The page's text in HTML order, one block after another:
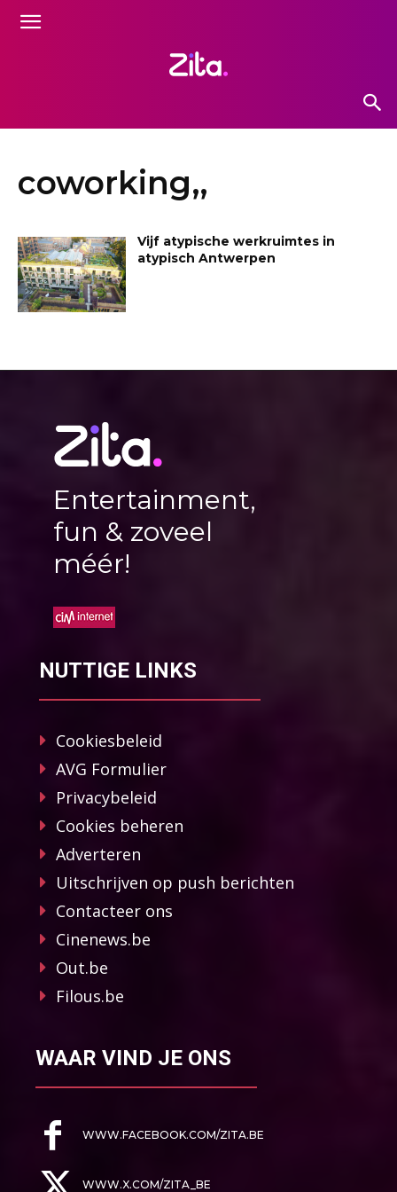
coworking,,
Vijf atypische werkruimtes in
atypisch Antwerpen
Entertainment,
fun & zoveel
méér!
NUTTIGE LINKS
Cookiesbeleid
AVG Formulier
Privacybeleid
Cookies beheren
Adverteren
Uitschrijven op push berichten
Contacteer ons
Cinenews.be
Out.be
Filous.be
WAAR VIND JE ONS
WWW.FACEBOOK.COM/ZITA.BE
WWW.X.COM/ZITA_BE